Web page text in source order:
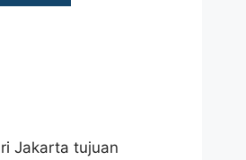
Jakarta tujuan